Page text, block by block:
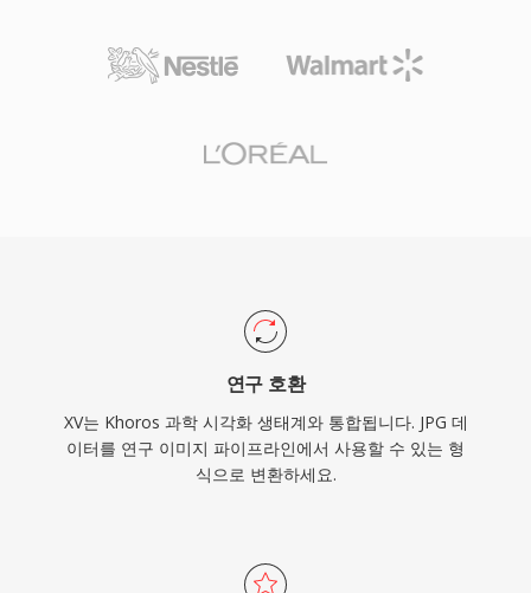
연구 호환
XV는 Khoros 과학 시각화 생태계와 통합됩니다. JPG 데
이터를 연구 이미지 파이프라인에서 사용할 수 있는 형
식으로 변환하세요.